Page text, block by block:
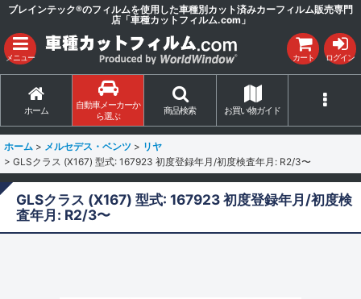
ブレインテック®のフィルムを使用した車種別カット済みカーフィルム販売専門
店「車種カットフィルム.com」
メニュー カート ログイン
ホーム
自動車メーカーか
ら選ぶ
商品検索 お買い物ガイド
ホーム > メルセデス・ベンツ > リヤ
> GLSクラス (X167) 型式: 167923 初度登録年月/初度検査年月: R2/3〜
GLSクラス (X167) 型式: 167923 初度登録年月/初度検
査年月: R2/3〜